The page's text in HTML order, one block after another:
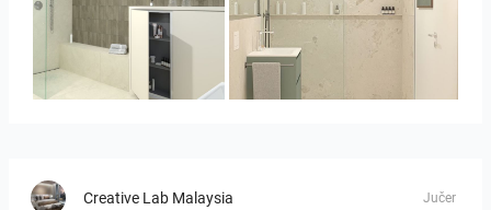
Bild_3 Bild__1
Creative Lab Malaysia Jučer